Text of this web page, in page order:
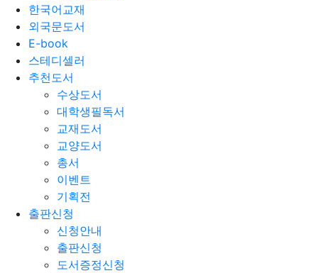
한국어교재
외국문도서
E-book
스테디셀러
추천도서
수상도서
대학생필독서
교재도서
교양도서
총서
이벤트
기획전
출판신청
신청안내
출판신청
도서증정신청